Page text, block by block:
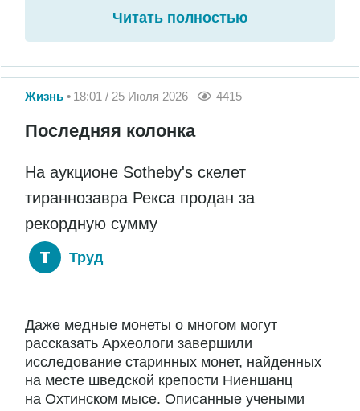
Читать полностью
Жизнь 18:01 / 25 Июля 2026 4415
Последняя колонка
На аукционе Sotheby's скелет
тираннозавра Рекса продан за
рекордную сумму
Труд
Даже медные монеты о многом могут
рассказать Археологи завершили
исследование старинных монет, найденных
на месте шведской крепости Ниеншанц
на Охтинском мысе. Описанные учеными